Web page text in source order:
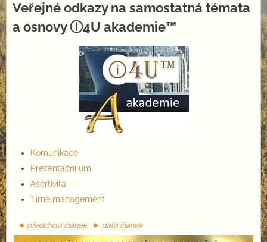
Veřejné odkazy na samostatná témata
a osnovy ⓘ4U akademie™
Komunikace
Prezentační um
Asertivita
Time management
◄ předchozí článek ► další článek